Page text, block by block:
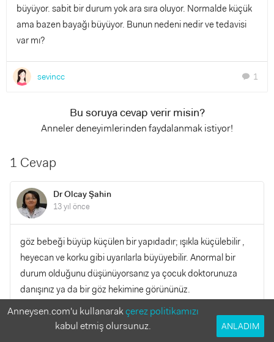
büyüyor. sabit bir durum yok ara sıra oluyor. Normalde küçük
ama bazen bayağı büyüyor. Bunun nedeni nedir ve tedavisi
var mı?
sevincc chat 1
Bu soruya cevap verir misin?
Anneler deneyimlerinden faydalanmak istiyor!
1 Cevap
Dr Olcay Şahin
13 yıl önce
göz bebeği büyüp küçülen bir yapıdadır; ışıkla küçülebilir ,
heyecan ve korku gibi uyarılarla büyüyebilir. Anormal bir
durum olduğunu düşünüyorsanız ya çocuk doktorunuza
danışınız ya da bir göz hekimine görününüz.
YANITLA
0
Anneysen.com'u kullanarakçerez politikamızı
kabul etmiş olursunuz.
ANLADIM